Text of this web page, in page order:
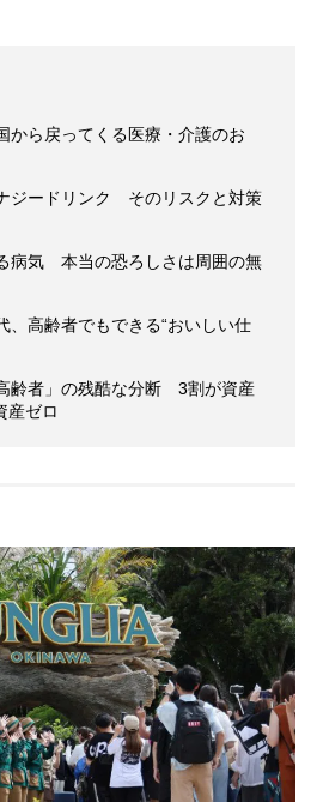
から戻ってくる医療・介護のお
ジードリンク そのリスクと対策
病気 本当の恐ろしさは周囲の無
、高齢者でもできる“おいしい仕
齢者」の残酷な分断 3割が資産
産ゼロ